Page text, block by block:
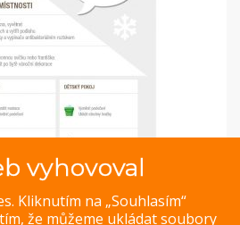
byt za jedno dopoledne?
vyhovoval
Kliknutím na „Souhlasím“
že můžeme ukládat soubory